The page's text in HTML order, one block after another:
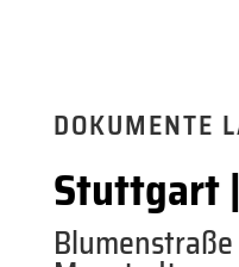
DOKUMENTE
Stuttgart